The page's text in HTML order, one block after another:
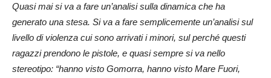
Quasi mai si va a fare un’analisi sulla dinamica che ha
generato una stesa. Si va a fare semplicemente un’analisi sul
livello di violenza cui sono arrivati i minori, sul perché questi
ragazzi prendono le pistole, e quasi sempre si va nello
stereotipo: “hanno visto Gomorra, hanno visto Mare Fuori,